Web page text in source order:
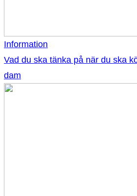
Information
Vad du ska tänka på när du ska
dam